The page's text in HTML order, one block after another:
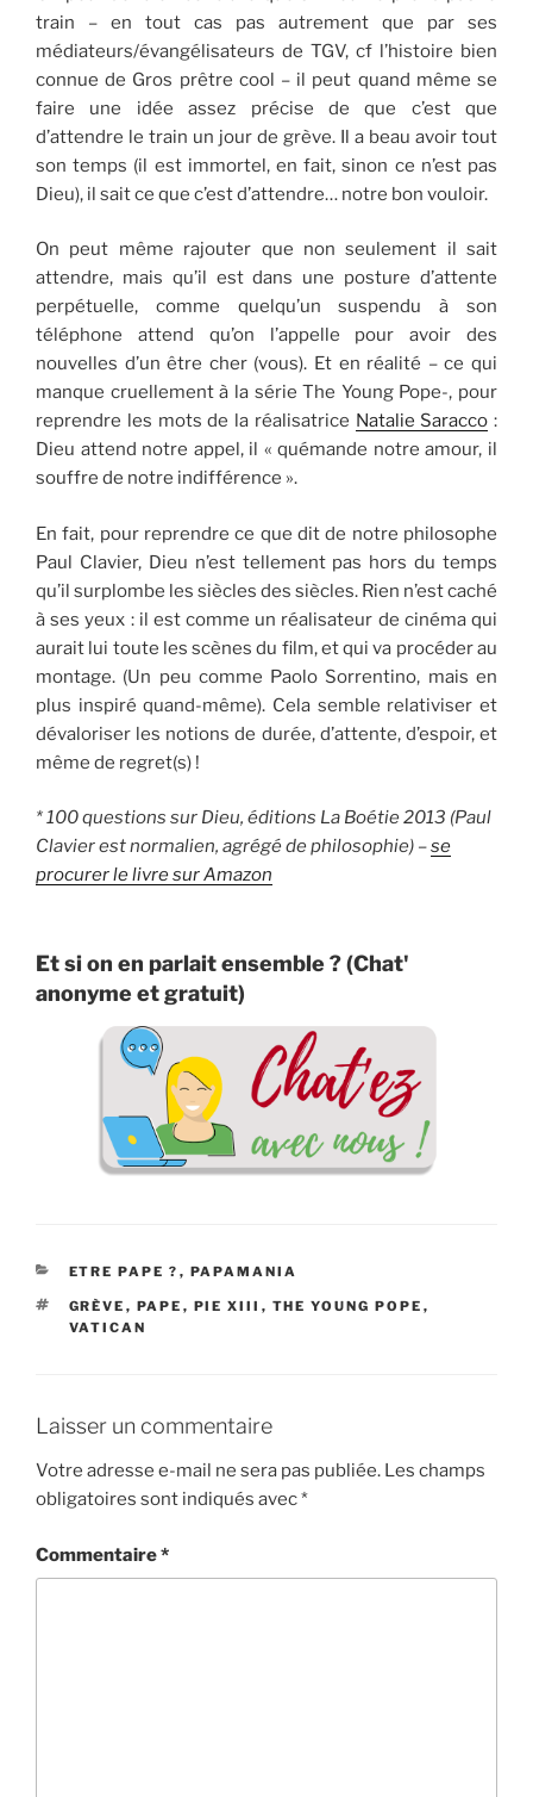
train – en tout cas pas autrement que par ses
médiateurs/évangélisateurs de TGV, cf l’histoire bien
connue de Gros prêtre cool – il peut quand même se
faire une idée assez précise de que c’est que
d’attendre le train un jour de grève. Il a beau avoir tout
son temps (il est immortel, en fait, sinon ce n’est pas
Dieu), il sait ce que c’est d’attendre… notre bon vouloir.
On peut même rajouter que non seulement il sait
attendre, mais qu’il est dans une posture d’attente
perpétuelle, comme quelqu’un suspendu à son
téléphone attend qu’on l’appelle pour avoir des
nouvelles d’un être cher (vous). Et en réalité – ce qui
manque cruellement à la série The Young Pope-, pour
reprendre les mots de la réalisatrice Natalie Saracco :
Dieu attend notre appel, il « quémande notre amour, il
souffre de notre indifférence ».
En fait, pour reprendre ce que dit de notre philosophe
Paul Clavier, Dieu n’est tellement pas hors du temps
qu’il surplombe les siècles des siècles. Rien n’est caché
à ses yeux : il est comme un réalisateur de cinéma qui
aurait lui toute les scènes du film, et qui va procéder au
montage. (Un peu comme Paolo Sorrentino, mais en
plus inspiré quand-même). Cela semble relativiser et
dévaloriser les notions de durée, d’attente, d’espoir, et
même de regret(s) !
* 100 questions sur Dieu, éditions La Boétie 2013 (Paul
Clavier est normalien, agrégé de philosophie) –se
procurer le livre sur Amazon
Et si on en parlait ensemble ? (Chat'
anonyme et gratuit)
CATÉGORIES
ETRE PAPE ? , PAPAMANIA
ÉTIQUETTES
GRÈVE , PAPE , PIE XIII , THE YOUNG POPE ,
VATICAN
Laisser un commentaire
Votre adresse e-mail ne sera pas publiée. Les champs
obligatoires sont indiqués avec*
Commentaire*